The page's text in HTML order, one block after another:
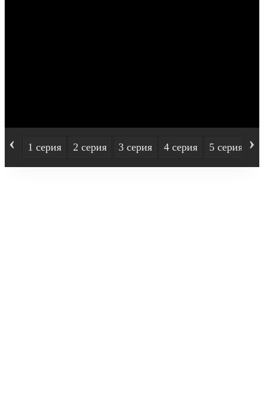
‹ 1 серия 2 серия 3 серия 4 серия 5 серия ›